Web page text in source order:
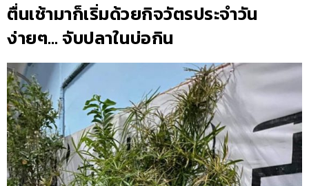
ตื่นเช้ามาก็เริ่มด้วยกิจวัตรประจำวัน
ง่ายๆ… จับปลาในบ่อกิน